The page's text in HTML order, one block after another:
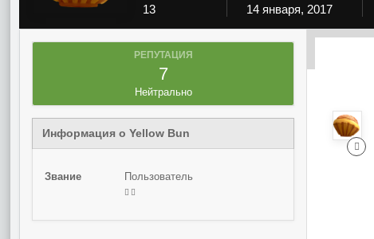
13 14 января, 2017
РЕПУТАЦИЯ
7
Нейтрально
Информация о Yellow Bun
Звание Пользователь